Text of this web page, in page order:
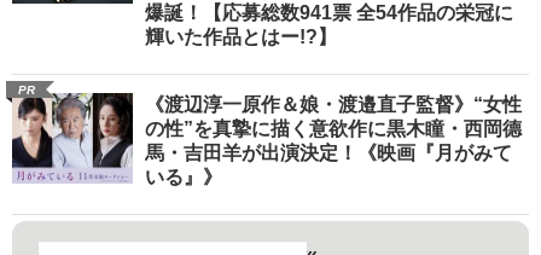
爆誕！【応募総数941票 全54作品の栄冠に
輝いた作品とはー!?】
PR
《渡辺淳一原作＆娘・渡邉直子監督》“女性
の性”を真摯に描く意欲作に黒木瞳・西岡德
馬・吉田羊が出演決定！《映画『月がみて
いる』》